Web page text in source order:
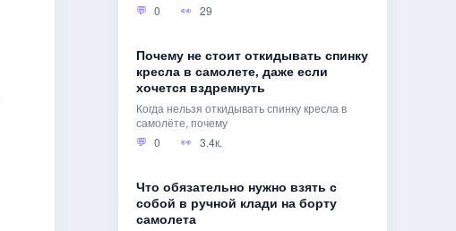
0
29
Почему не стоит откидывать спинку
кресла в самолете, даже если
хочется вздремнуть
Когда нельзя откидывать спинку кресла в
самолёте, почему
0
3.4к.
Что обязательно нужно взять с
собой в ручной клади на борту
самолета